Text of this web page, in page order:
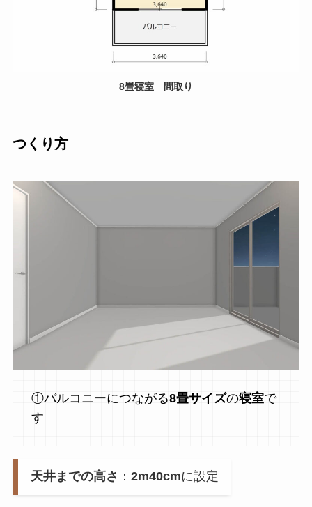
8畳寝室 間取り
つくり方
①バルコニーにつながる8畳サイズの寝室で
す
天井までの高さ ： 2m40cmに設定